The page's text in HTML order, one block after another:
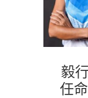
毅
任